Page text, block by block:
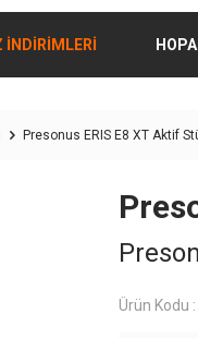
İNDİRİMLERİ
Presonus ERIS E8 XT Aktif
Ürün Kodu :